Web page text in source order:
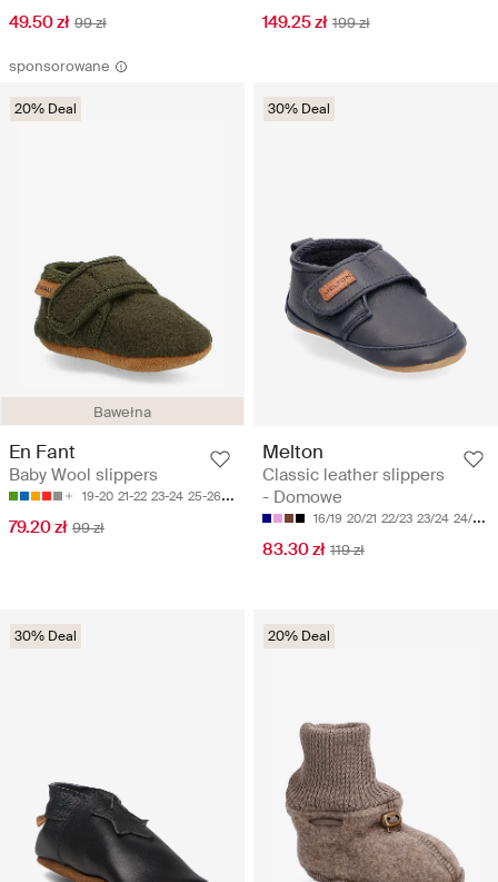
49.50 zł 99 zł 149.25 zł 199 zł
sponsorowane
Bawełna
20% Deal
En Fant
Baby Wool slippers
19-20 21-22 23-24 25-26 27-28
79.20 zł 99 zł
30% Deal
Melton
Classic leather slippers
- Domowe
16/19 20/21 22/23 23/24 24/25
83.30 zł 119 zł
30% Deal 20% Deal